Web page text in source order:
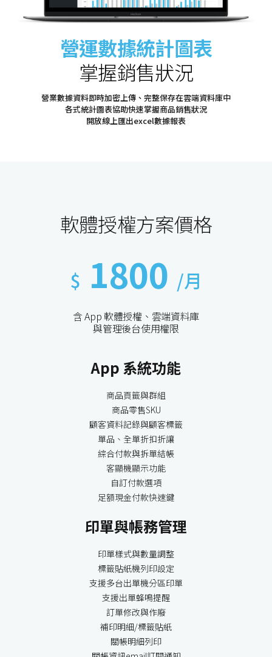
營運數據統計圖表
掌握銷售狀況
營業數據資料即時加密上傳、完整保存在雲端資料庫中
各式統計圖表協助快速掌握商品銷售狀況
開放線上匯出excel數據報表
軟體授權方案價格
$ 1800 /月
含 App 軟體授權、雲端資料庫
與管理後台使用權限
App 系統功能
商品頁籤與群組
商品零售SKU
顧客資料記錄與顧客標籤
單品、全單折扣折讓
綜合付款與拆單結帳
客顯機顯示功能
自訂付款選項
足額現金付款快速鍵
印單與帳務管理
印單樣式與數量調整
標籤貼紙機列印設定
支援多台出單機分區印單
支援出單蜂鳴提醒
訂單修改與作廢
補印明細/標籤貼紙
關帳明細列印